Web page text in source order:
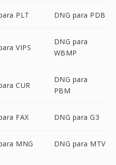
PLT DNG para PDB
VIPS
DNG para
WBMP
CUR
DNG para
PBM
FAX DNG para G3
MNG DNG para MTV